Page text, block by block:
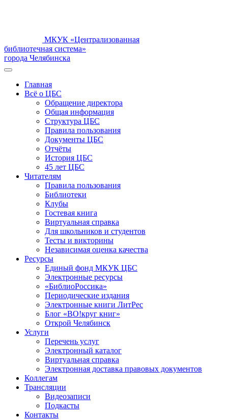
МКУК «Централизованная
библиотечная система»
города Челябинска
Главная
Всё о ЦБС
Обращение директора
Общая информация
Структура ЦБС
Правила пользования
Документы ЦБС
Отчёты
История ЦБС
45 лет ЦБС
Читателям
Правила пользования
Библиотеки
Клубы
Гостевая книга
Виртуальная справка
Для школьников и студентов
Тесты и викторины
Независимая оценка качества
Ресурсы
Единый фонд МКУК ЦБС
Электронные ресурсы
«БиблиоРоссика»
Периодические издания
Электронные книги ЛитРес
Блог «ВО!круг книг»
Открой Челябинск
Услуги
Перечень услуг
Электронный каталог
Виртуальная справка
Электронная доставка правовых документов
Коллегам
Трансляции
Видеозаписи
Подкасты
Контакты